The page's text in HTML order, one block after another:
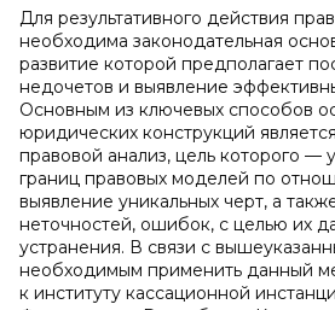
Для результативного действия
необходима законодательная
развитие которой предполагает
недочетов и выявление
Основным из ключевых способов
юридических конструкций
правовой анализ, цель которого —
границ правовых моделей по
выявление уникальных черт, а
неточностей, ошибок, с целью их
устранения. В связи с
необходимым применить данный
к институту кассационной